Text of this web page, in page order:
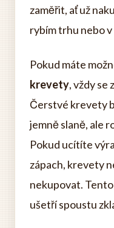
zaměřit, ať už
rybím trhu nebo
Pokud máte
krevety, vždy se
Čerstvé krevety
jemně slaně, ale
Pokud ucítíte
zápach, krevety
nekupovat.
ušetří spoustu